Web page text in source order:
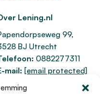
Lening.nl
99,
BJ Utrecht
0882277311
mail: [email protected]
KvK 76100200
12047091